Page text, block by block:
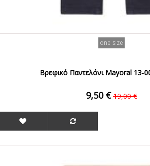
one size
Βρεφικό Παντελόνι Mayoral 13-
9,50 € 19,00 €